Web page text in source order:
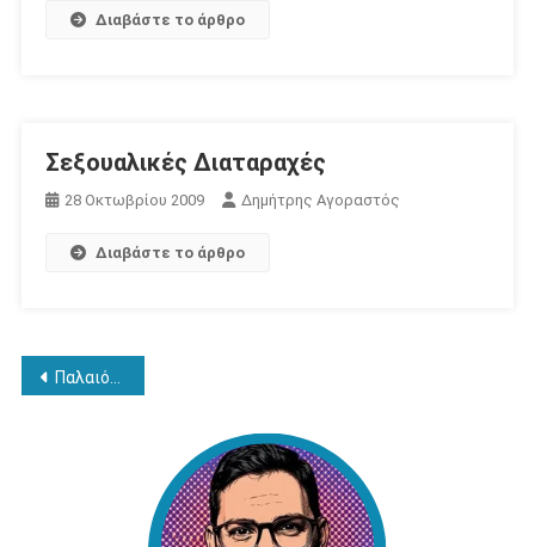
Διαβάστε το άρθρο
Σεξουαλικές Διαταραχές
28 Οκτωβρίου 2009 Δημήτρης Αγοραστός
Διαβάστε το άρθρο
Πλοήγηση
Παλαιότερα άρθρα